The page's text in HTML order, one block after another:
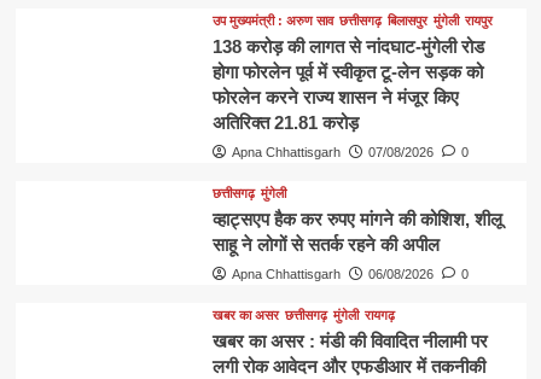
उप मुख्यमंत्री : अरुण साव छत्तीसगढ़ बिलासपुर मुंगेली रायपुर
138 करोड़ की लागत से नांदघाट-मुंगेली रोड
होगा फोरलेन पूर्व में स्वीकृत टू-लेन सड़क को
फोरलेन करने राज्य शासन ने मंजूर किए
अतिरिक्त 21.81 करोड़
Apna Chhattisgarh 07/08/2026 0
छत्तीसगढ़ मुंगेली
व्हाट्सएप हैक कर रुपए मांगने की कोशिश, शीलू
साहू ने लोगों से सतर्क रहने की अपील
Apna Chhattisgarh 06/08/2026 0
खबर का असर छत्तीसगढ़ मुंगेली रायगढ़
खबर का असर : मंडी की विवादित नीलामी पर
लगी रोक आवेदन और एफडीआर में तकनीकी